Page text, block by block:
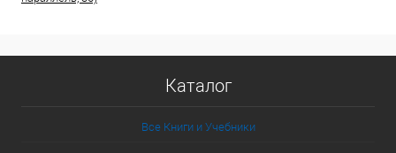
Каталог
Все Книги и Учебники